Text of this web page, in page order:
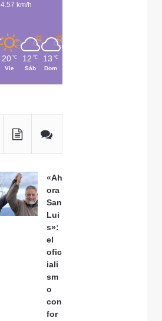
4.57 km/h
20 ℃
Vie
12 ℃
Sáb
13 ℃
Dom
«Ah
ora
San
Lui
s»:
el
ofic
iali
sm
o
con
for